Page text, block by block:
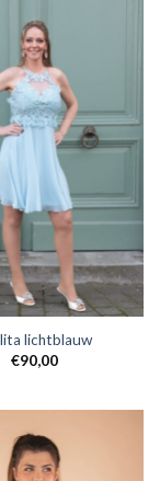
lichtblauw
€90,00